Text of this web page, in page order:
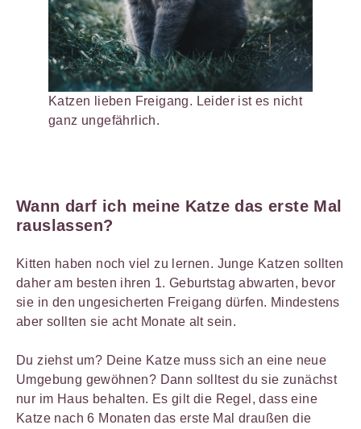
Katzen lieben Freigang. Leider ist es nicht
ganz ungefährlich.
Wann darf ich meine Katze das erste Mal
rauslassen?
Kitten haben noch viel zu lernen. Junge Katzen sollten
daher am besten ihren 1. Geburtstag abwarten, bevor
sie in den ungesicherten Freigang dürfen. Mindestens
aber sollten sie acht Monate alt sein.
Du ziehst um? Deine Katze muss sich an eine neue
Umgebung gewöhnen? Dann solltest du sie zunächst
nur im Haus behalten. Es gilt die Regel, dass eine
Katze nach 6 Monaten das erste Mal draußen die